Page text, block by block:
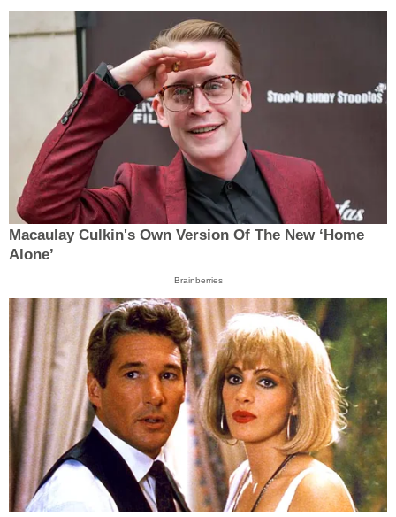
Macaulay Culkin's Own Version Of The New ‘Home
Alone’
Brainberries